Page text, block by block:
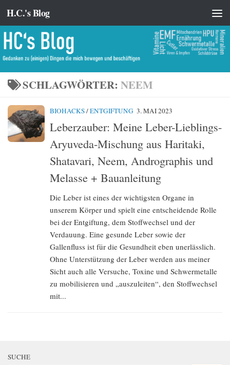
Zum Inhalt springen
H.C.'s Blog
SCHLAGWÖRTER: NEEM
BIOHACKS/ENTGIFTUNG 3. MAI 2023
Leberzauber: Meine Leber-Lieblings-
Aryuveda-Mischung aus Haritaki,
Shatavari, Neem, Andrographis und
Melasse + Bauanleitung
Die Leber ist eines der wichtigsten Organe in
unserem Körper und spielt eine entscheidende Rolle
bei der Entgiftung, dem Stoffwechsel und der
Verdauung. Eine gesunde Leber sowie der
Gallenfluss ist für die Gesundheit eben unerlässlich.
Ohne Unterstützung der Leber werden aus meiner
Sicht auch alle Versuche, Toxine und Schwermetalle
zu mobilisieren und „auszuleiten“, den Stoffwechsel
mit...
SUCHE